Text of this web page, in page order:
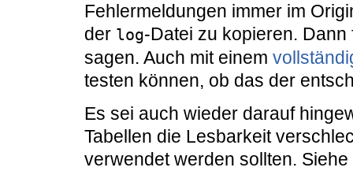
Fehlermeldungen immer im
der log-Datei zu kopieren.
sagen. Auch mit einem
testen können, ob das der
Es sei auch wieder darauf
Tabellen die Lesbarkeit
verwendet werden sollten.